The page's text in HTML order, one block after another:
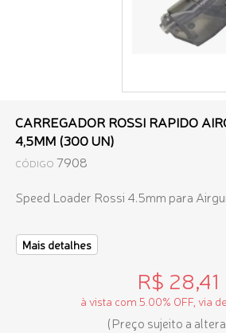
CARREGADOR ROSSI RAPIDO
4,5MM (300 UN)
CÓDIGO 7908
Speed Loader Rossi 4.5mm para
Mais detalhes
R$ 28,41
à vista com 5.00% OFF, via
(Preço sujeito a